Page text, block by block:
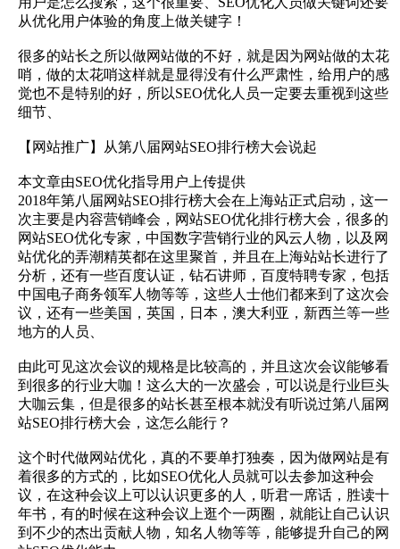
从优化用户体验的角度上做关键字！
很多的站长之所以做网站做的不好，就是因为网站做的太花
哨，做的太花哨这样就是显得没有什么严肃性，给用户的感
觉也不是特别的好，所以SEO优化人员一定要去重视到这些
细节、
【网站推广】从第八届网站SEO排行榜大会说起
本文章由SEO优化指导用户上传提供
2018年第八届网站SEO排行榜大会在上海站正式启动，这一
次主要是内容营销峰会，网站SEO优化排行榜大会，很多的
网站SEO优化专家，中国数字营销行业的风云人物，以及网
站优化的弄潮精英都在这里聚首，并且在上海站站长进行了
分析，还有一些百度认证，钻石讲师，百度特聘专家，包括
中国电子商务领军人物等等，这些人士他们都来到了这次会
议，还有一些美国，英国，日本，澳大利亚，新西兰等一些
地方的人员、
由此可见这次会议的规格是比较高的，并且这次会议能够看
到很多的行业大咖！这么大的一次盛会，可以说是行业巨头
大咖云集，但是很多的站长甚至根本就没有听说过第八届网
站SEO排行榜大会，这怎么能行？
这个时代做网站优化，真的不要单打独奏，因为做网站是有
着很多的方式的，比如SEO优化人员就可以去参加这种会
议，在这种会议上可以认识更多的人，听君一席话，胜读十
年书，有的时候在这种会议上逛个一两圈，就能让自己认识
到不少的杰出贡献人物，知名人物等等，能够提升自己的网